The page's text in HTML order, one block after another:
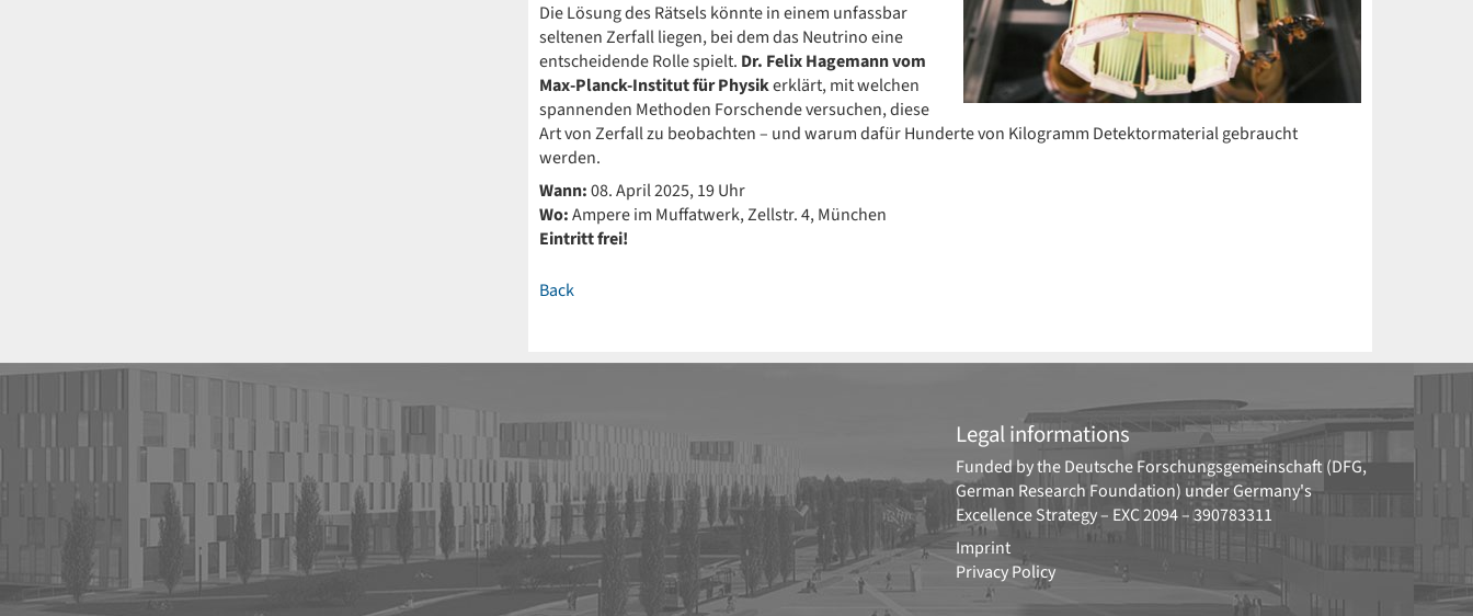
Die Lösung des Rätsels könnte in einem unfassbar
seltenen Zerfall liegen, bei dem das Neutrino eine
entscheidende Rolle spielt. Dr. Felix Hagemann vom
Max-Planck-Institut für Physikerklärt, mit welchen
spannenden Methoden Forschende versuchen, diese
Art von Zerfall zu beobachten – und warum dafür Hunderte von Kilogramm Detektormaterial gebraucht
werden.
Wann:08. April 2025, 19 Uhr
Wo:Ampere im Muffatwerk, Zellstr. 4, München
Eintritt frei!
Back
Legal informations
Funded by theDeutsche Forschungsgemeinschaft (DFG,
German Research Foundation) under Germany's
Excellence Strategy – EXC 2094 – 390783311
Imprint
Privacy Policy